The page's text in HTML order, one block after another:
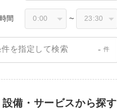
間 〜
件を指定して検索 - 件
設備・サービスから探す